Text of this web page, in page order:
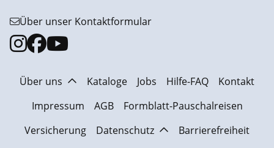
Über unser Kontaktformular
Über uns Kataloge Jobs Hilfe-FAQ
Kontakt
Impressum
AGB
Formblatt-Pauschalreisen
Versicherung
Datenschutz Barrierefreiheit